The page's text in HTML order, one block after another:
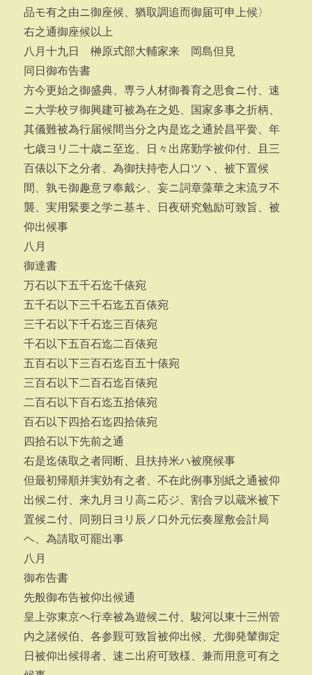
品モ有之由ニ御座候、猶取調追而御届可申上候〉
右之通御座候以上
八月十九日 榊原式部大輔家来 岡島但見
同日御布告書
方今更始之御盛典、専ラ人材御養育之思食ニ付、速
ニ大学校ヲ御興建可被為在之処、国家多事之折柄、
其儀難被為行届候間当分之内是迄之通於昌平黌、年
七歳ヨリ二十歳ニ至迄、日々出席勤学被仰付、且三
百俵以下之分者、為御扶持壱人口ツヽ、被下置候
間、孰モ御趣意ヲ奉戴シ、妄ニ詞章藻華之末流ヲ不
襲、実用緊要之学ニ基キ、日夜研究勉励可致旨、被
仰出候事
八月
御達書
万石以下五千石迄千俵宛
五千石以下三千石迄五百俵宛
三千石以下千石迄三百俵宛
千石以下五百石迄二百俵宛
五百石以下三百石迄百五十俵宛
三百石以下二百石迄百俵宛
二百石以下百石迄五拾俵宛
百石以下四拾石迄四拾俵宛
四拾石以下先前之通
右是迄俵取之者同断、且扶持米ハ被廃候事
但最初帰順并実効有之者、不在此例事別紙之通被仰
出候ニ付、来九月ヨリ高ニ応ジ、割合ヲ以蔵米被下
置候ニ付、同朔日ヨリ辰ノ口外元伝奏屋敷会計局
ヘ、為請取可罷出事
八月
御布告書
先般御布告被仰出候通
皇上弥東京ヘ行幸被為遊候ニ付、駿河以東十三州管
内之諸候伯、各参覲可致旨被仰出候、尤御発輦御定
日被仰出候得者、速ニ出府可致様、兼而用意可有之